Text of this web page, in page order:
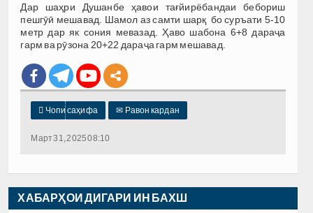
Дар шаҳри Душанбе ҳавои тағйирёбандаи бебориш
пешгӯӣ мешавад. Шамол аз самти шарқ бо суръати 5-10
метр дар як сония мевазад. Ҳаво шабона 6+8 дараҷа
гарм ва рӯзона 20+22 дараҷа гарм мешавад.
 Чопи саҳифа ✉ Равон кардан
Март 31, 2025 08:10
ХАБАРҲОИ ДИГАРИ ИН БАХШ